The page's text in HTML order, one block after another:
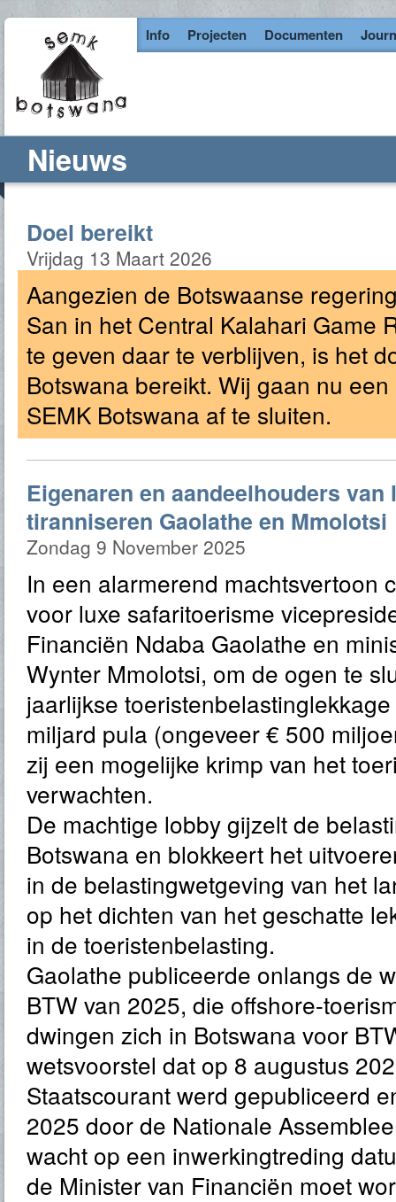
Info Projecten Documenten
Nieuws
Doel bereikt
Vrijdag 13 Maart 2026
Aangezien de Botswaanse
San in het Central Kalahari Game
te geven daar te verblijven, is het
Botswana bereikt. Wij gaan nu
SEMK Botswana af te sluiten.
Eigenaren en aandeelhouders
tiranniseren Gaolathe en Mmolotsi
Zondag 9 November 2025
In een alarmerend machtsvertoon
voor luxe safaritoerisme
Financiën Ndaba Gaolathe en
Wynter Mmolotsi, om de ogen te
jaarlijkse
miljard pula (ongeveer € 500
zij een mogelijke krimp van het
verwachten.
De machtige lobby gijzelt de
Botswana en blokkeert het
in de belastingwetgeving van het
op het dichten van het geschatte
in de toeristenbelasting.
Gaolathe publiceerde onlangs de
BTW van 2025, die offshore-
dwingen zich in Botswana voor
wetsvoorstel dat op 8 augustus
Staatscourant werd gepubliceerd
2025 door de Nationale
wacht op een inwerkingtreding
de Minister van Financiën moet